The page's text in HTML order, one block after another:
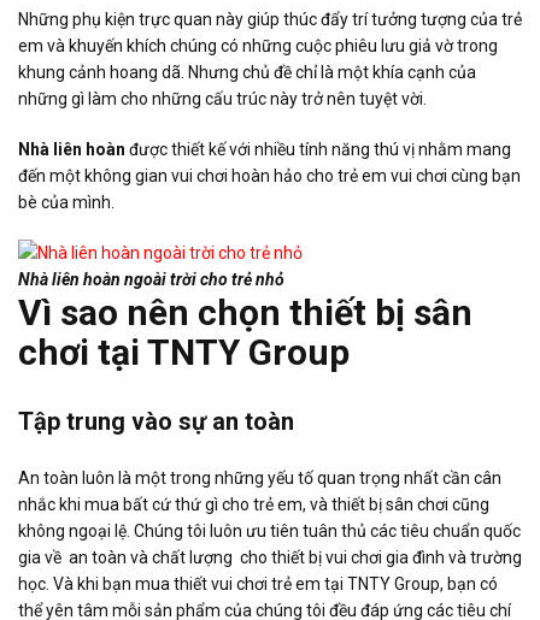
Những phụ kiện trực quan này giúp thúc đẩy trí tưởng tượng của trẻ
em và khuyến khích chúng có những cuộc phiêu lưu giả vờ trong
khung cảnh hoang dã. Nhưng chủ đề chỉ là một khía cạnh của
những gì làm cho những cấu trúc này trở nên tuyệt vời.
Nhà liên hoàn được thiết kế với nhiều tính năng thú vị nhằm mang
đến một không gian vui chơi hoàn hảo cho trẻ em vui chơi cùng bạn
bè của mình.
Nhà liên hoàn ngoài trời cho trẻ nhỏ
Vì sao nên chọn thiết bị sân
chơi tại TNTY Group
Tập trung vào sự an toàn
An toàn luôn là một trong những yếu tố quan trọng nhất cần cân
nhắc khi mua bất cứ thứ gì cho trẻ em, và thiết bị sân chơi cũng
không ngoại lệ. Chúng tôi luôn ưu tiên tuân thủ các tiêu chuẩn quốc
gia về an toàn và chất lượng cho thiết bị vui chơi gia đình và trường
học. Và khi bạn mua thiết vui chơi trẻ em tại TNTY Group, bạn có
thể yên tâm mỗi sản phẩm của chúng tôi đều đáp ứng các tiêu chí